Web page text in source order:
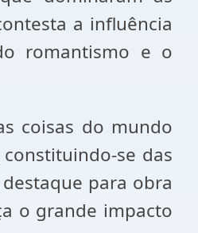
a influência
romantismo e o
coisas do mundo
se das
para obra
o grande impacto